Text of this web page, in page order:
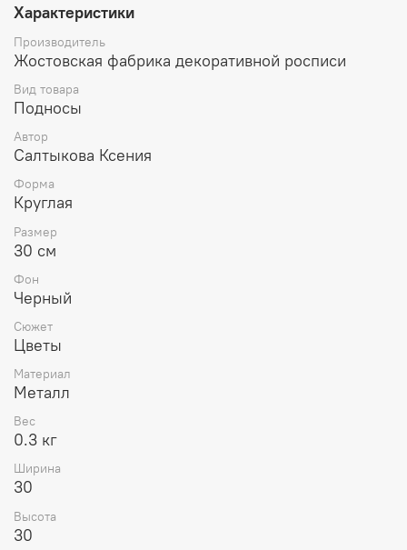
Характеристики
Производитель
Жостовская фабрика декоративной росписи
Вид товара
Подносы
Автор
Салтыкова Ксения
Форма
Круглая
Размер
30 см
Фон
Черный
Сюжет
Цветы
Материал
Металл
Вес
0.3 кг
Ширина
30
Высота
30